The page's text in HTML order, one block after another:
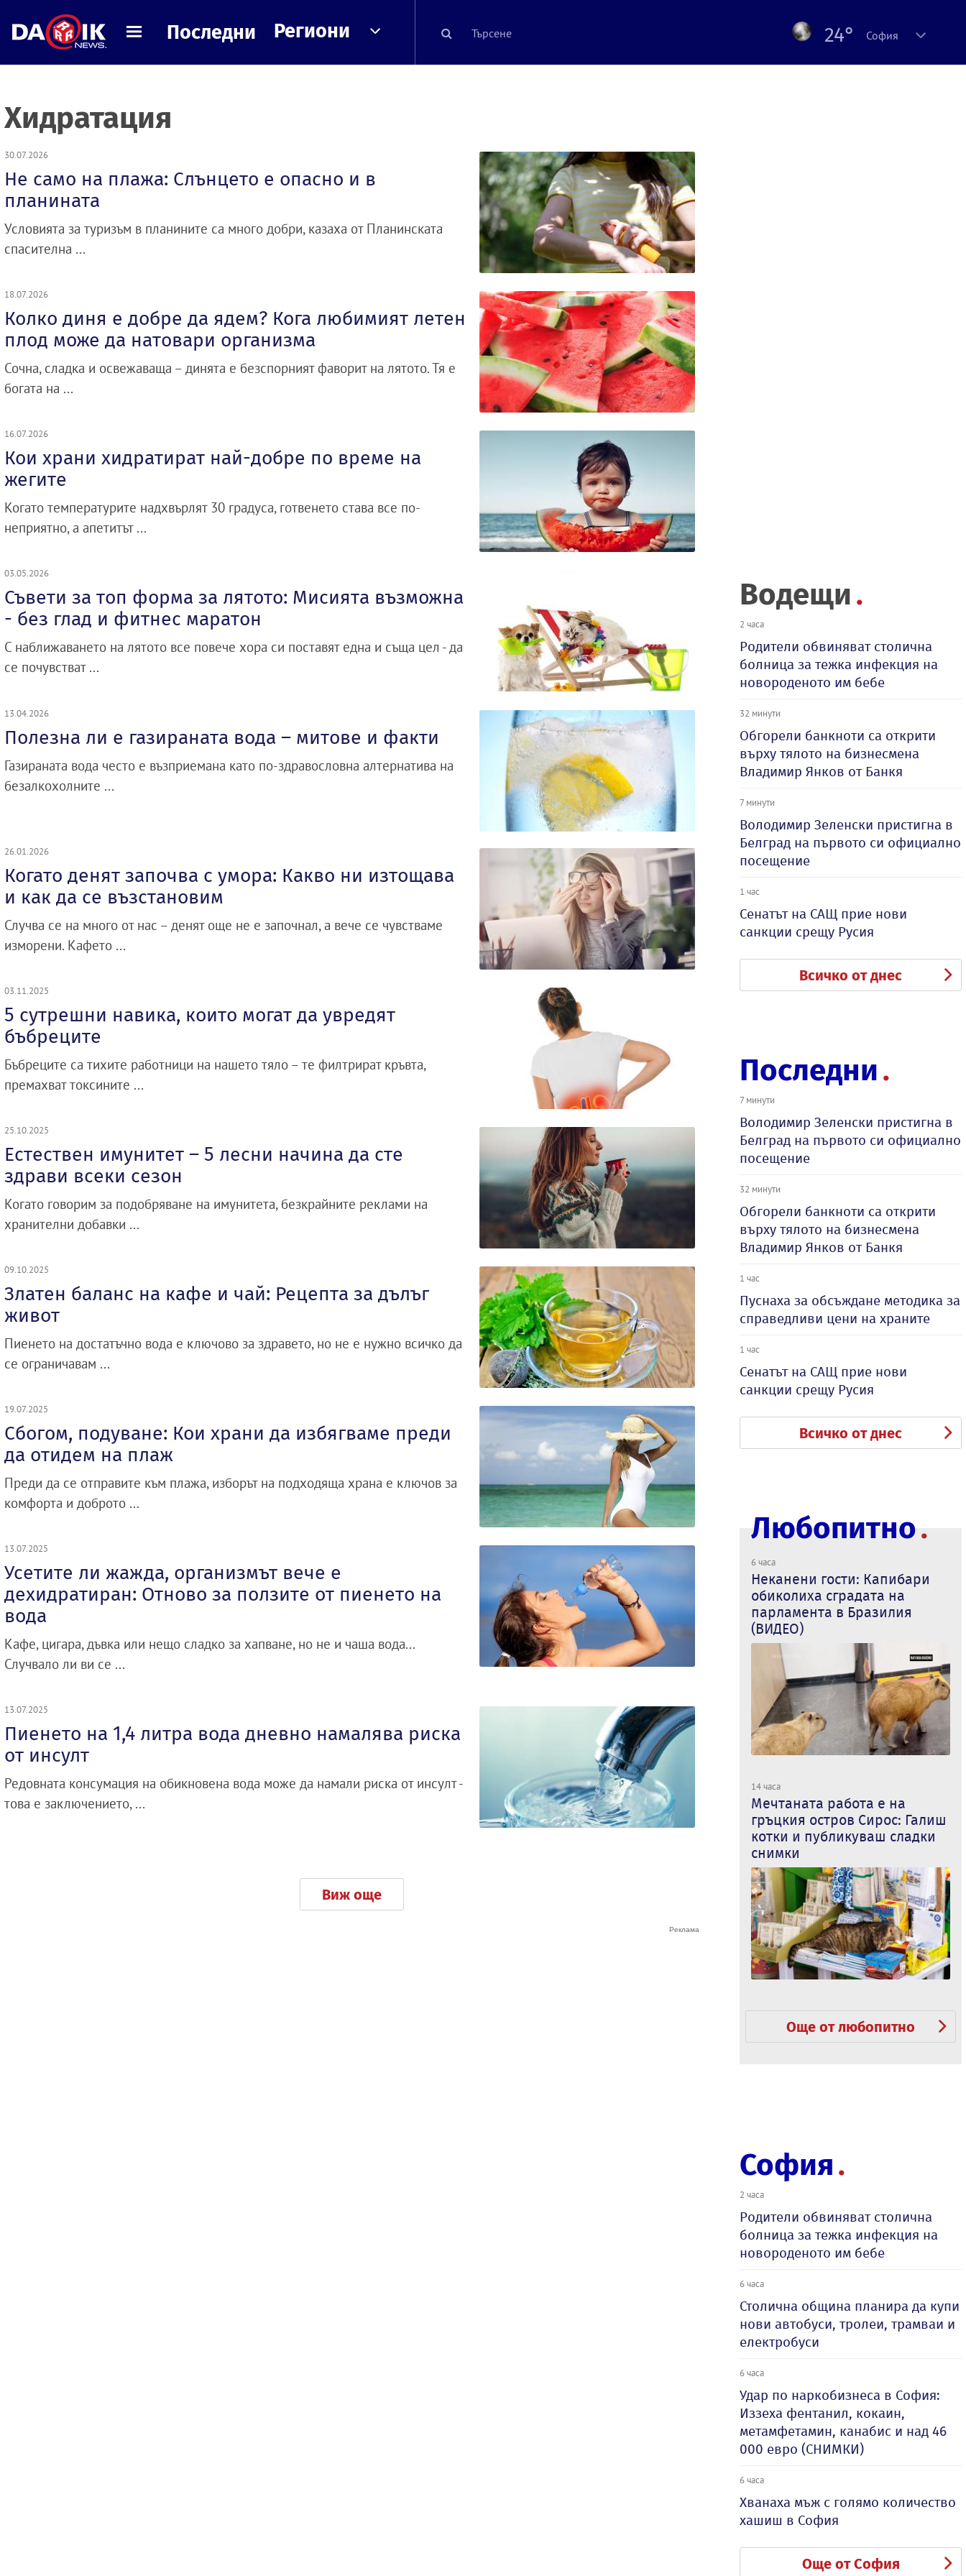
Последни Региони 24° София
Хидратация
30.07.2026
Не само на плажа: Слънцето е опасно и в
планината
Условията за туризъм в планините са много добри, казаха от Планинската
спасителна ...
18.07.2026
Колко диня е добре да ядем? Кога любимият летен
плод може да натовари организма
Сочна, сладка и освежаваща – динята е безспорният фаворит на лятото. Тя е
богата на ...
16.07.2026
Кои храни хидратират най-добре по време на
жегите
Когато температурите надхвърлят 30 градуса, готвенето става все по-
неприятно, а апетитът ...
03.05.2026
Съвети за топ форма за лятото: Мисията възможна
- без глад и фитнес маратон
С наближаването на лятото все повече хора си поставят една и съща цел - да
се почувстват ...
13.04.2026
Полезна ли е газираната вода – митове и факти
Газираната вода често е възприемана като по-здравословна алтернатива на
безалкохолните ...
26.01.2026
Когато денят започва с умора: Какво ни изтощава
и как да се възстановим
Случва се на много от нас – денят още не е започнал, а вече се чувстваме
изморени. Кафето ...
03.11.2025
5 сутрешни навика, които могат да увредят
бъбреците
Бъбреците са тихите работници на нашето тяло – те филтрират кръвта,
премахват токсините ...
25.10.2025
Естествен имунитет – 5 лесни начина да сте
здрави всеки сезон
Когато говорим за подобряване на имунитета, безкрайните реклами на
хранителни добавки ...
09.10.2025
Златен баланс на кафе и чай: Рецепта за дълъг
живот
Пиенето на достатъчно вода е ключово за здравето, но не е нужно всичко да
се ограничавам ...
19.07.2025
Сбогом, подуване: Кои храни да избягваме преди
да отидем на плаж
Преди да се отправите към плажа, изборът на подходяща храна е ключов за
комфорта и доброто ...
13.07.2025
Усетите ли жажда, организмът вече е
дехидратиран: Отново за ползите от пиенето на
вода
Кафе, цигара, дъвка или нещо сладко за хапване, но не и чаша вода...
Случвало ли ви се ...
13.07.2025
Пиенето на 1,4 литра вода дневно намалява риска
от инсулт
Редовната консумация на обикновена вода може да намали риска от инсулт -
това е заключението, ...
Виж още
Водещи
2 часа
Родители обвиняват столична
болница за тежка инфекция на
новороденото им бебе
32 минути
Обгорели банкноти са открити
върху тялото на бизнесмена
Владимир Янков от Банкя
7 минути
Володимир Зеленски пристигна в
Белград на първото си официално
посещение
1 час
Сенатът на САЩ прие нови
санкции срещу Русия
Всичко от днес
Последни
7 минути
Володимир Зеленски пристигна в
Белград на първото си официално
посещение
32 минути
Обгорели банкноти са открити
върху тялото на бизнесмена
Владимир Янков от Банкя
1 час
Пуснаха за обсъждане методика за
справедливи цени на храните
1 час
Сенатът на САЩ прие нови
санкции срещу Русия
Всичко от днес
Любопитно
6 часа
Неканени гости: Капибари
обиколиха сградата на
парламента в Бразилия
(ВИДЕО)
14 часа
Мечтаната работа е на
гръцкия остров Сирос: Галиш
котки и публикуваш сладки
снимки
Още от любопитно
София
2 часа
Родители обвиняват столична
болница за тежка инфекция на
новороденото им бебе
6 часа
Столична община планира да купи
нови автобуси, тролеи, трамваи и
електробуси
6 часа
Удар по наркобизнеса в София:
Иззеха фентанил, кокаин,
метамфетамин, канабис и над 46
000 евро (СНИМКИ)
6 часа
Хванаха мъж с голямо количество
хашиш в София
Още от София